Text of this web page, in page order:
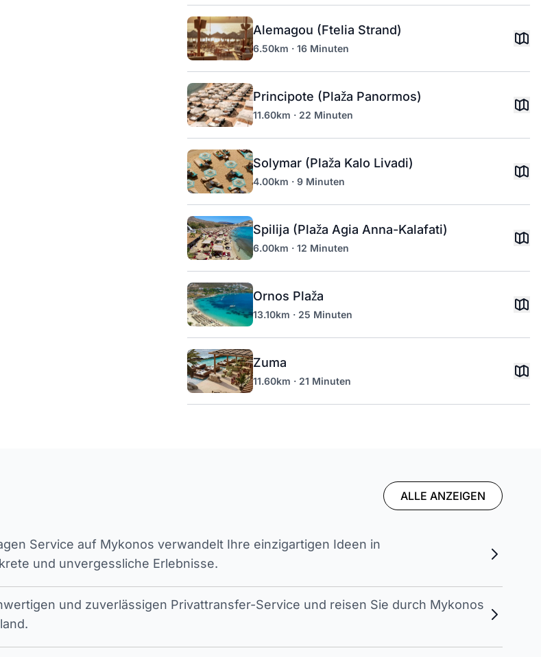
Alemagou (Ftelia Strand)
6.50km · 16 Minuten
Principote (Plaža Panormos)
11.60km · 22 Minuten
Solymar (Plaža Kalo Livadi)
4.00km · 9 Minuten
Spilija (Plaža Agia Anna-Kalafati)
6.00km · 12 Minuten
Ornos Plaža
13.10km · 25 Minuten
Zuma
11.60km · 21 Minuten
ALLE ANZEIGEN
Service auf Mykonos verwandelt Ihre einzigartigen Ideen in
und unvergessliche Erlebnisse.
und zuverlässigen Privattransfer-Service und reisen Sie durch Mykonos